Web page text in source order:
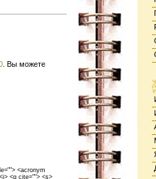
. Вы можете
<acronym
<q cite=""> <s>